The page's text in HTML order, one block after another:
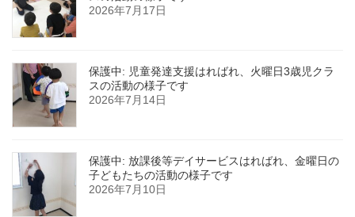
2026年7月17日
保護中: 児童発達支援はればれ、火曜日3歳児クラ
スの活動の様子です
2026年7月14日
保護中: 放課後等デイサービスはればれ、金曜日の
子どもたちの活動の様子です
2026年7月10日